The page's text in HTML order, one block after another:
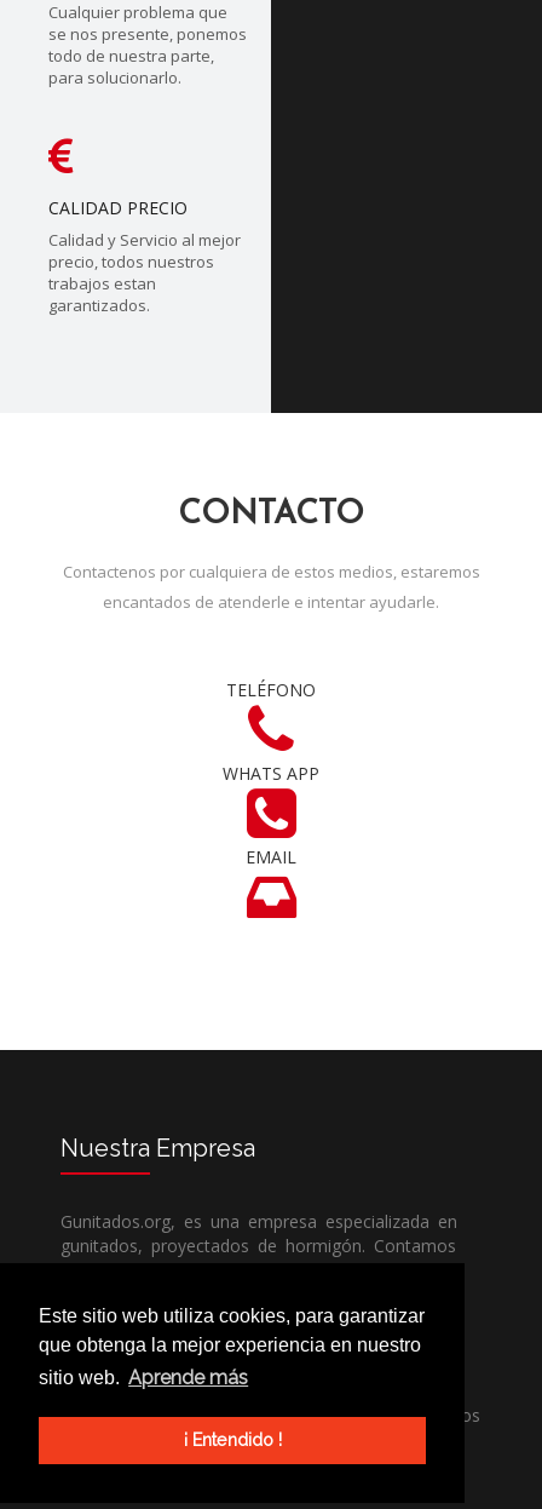
Este sitio web utiliza cookies, para garantizar
que obtenga la mejor experiencia en nuestro
sitio web. Aprende más
¡ Entendido !
Cualquier problema que
se nos presente, ponemos
todo de nuestra parte,
para solucionarlo.
CALIDAD PRECIO
Calidad y Servicio al mejor
precio, todos nuestros
trabajos estan
garantizados.
CONTACTO
Contactenos por cualquiera de estos medios, estaremos
encantados de atenderle e intentar ayudarle.
TELÉFONO
WHATS APP
EMAIL
Nuestra Empresa
Gunitados.org, es una empresa especializada en
gunitados, proyectados de hormigón. Contamos
con todos los medios humanos y técnicos, para
competencia.
Si necesita una empresa de gunitados, no dude
en llamarnos, nuestros técnicos estran encantados
de poder ayudarle, ya sea usted particular o
profesional.